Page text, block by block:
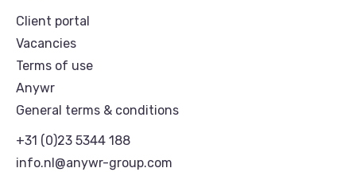
Client portal
Vacancies
Terms of use
Anywr
General terms & conditions
+31 (0)23 5344 188
info.nl@anywr-group.com